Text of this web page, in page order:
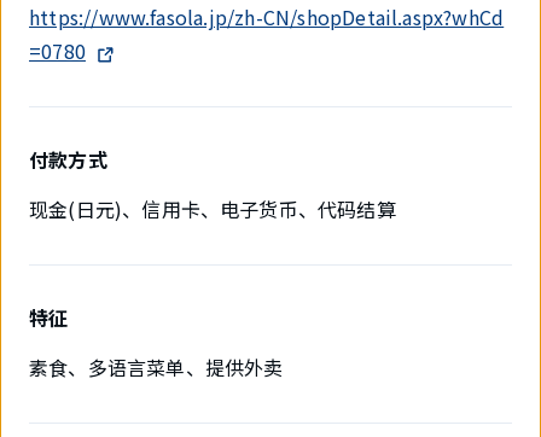
https://www.fasola.jp/zh-CN/shopDetail.aspx?whCd
=0780
付款方式
现金(日元)、信用卡、电子货币、代码结算
特征
素食、多语言菜单、提供外卖